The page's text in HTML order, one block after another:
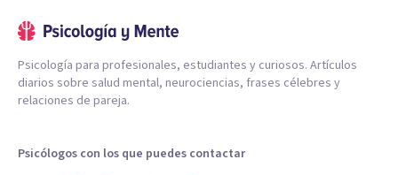
Psicología para profesionales, estudiantes y curiosos. Artículos
diarios sobre salud mental, neurociencias, frases célebres y
relaciones de pareja.
Psicólogos con los que puedes contactar